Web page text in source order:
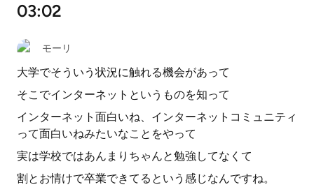
03:02
モーリ
大学でそういう状況に触れる機会があって
そこでインターネットというものを知って
インターネット面白いね、インターネットコミュニティ
って面白いねみたいなことをやって
実は学校ではあんまりちゃんと勉強してなくて
割とお情けで卒業できてるという感じなんですね。